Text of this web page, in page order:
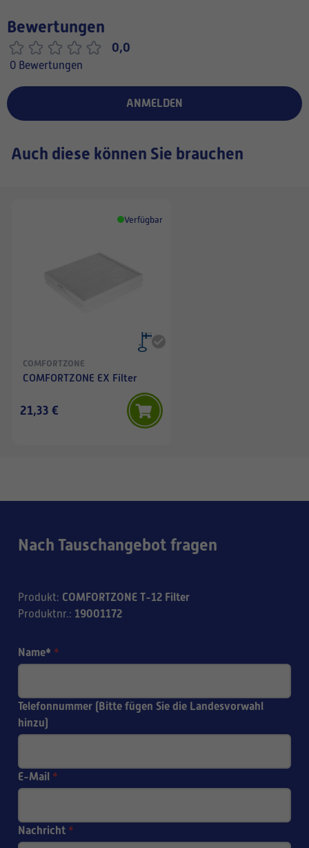
Bewertungen
0,0
0 Bewertungen
ANMELDEN
Auch diese können Sie brauchen
Verfügbar
COMFORTZONE
COMFORTZONE EX Filter
21,33 €
Nach Tauschangebot fragen
Produkt: COMFORTZONE T-12 Filter
Produktnr.: 19001172
Name* *
Telefonnummer (Bitte fügen Sie die Landesvorwahl
hinzu)
E-Mail *
Nachricht *